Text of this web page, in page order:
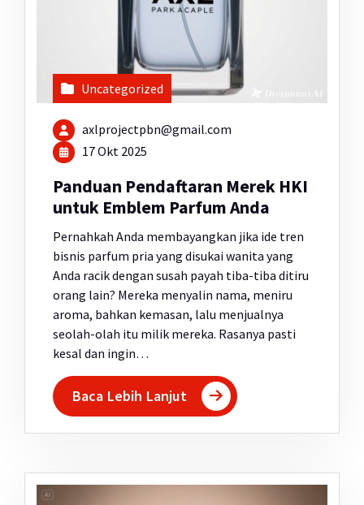
Uncategorized
axlprojectpbn@gmail.com
17 Okt 2025
Panduan Pendaftaran Merek HKI
untuk Emblem Parfum Anda
Pernahkah Anda membayangkan jika ide tren
bisnis parfum pria yang disukai wanita yang
Anda racik dengan susah payah tiba-tiba ditiru
orang lain? Mereka menyalin nama, meniru
aroma, bahkan kemasan, lalu menjualnya
seolah-olah itu milik mereka. Rasanya pasti
kesal dan ingin…
Baca Lebih Lanjut